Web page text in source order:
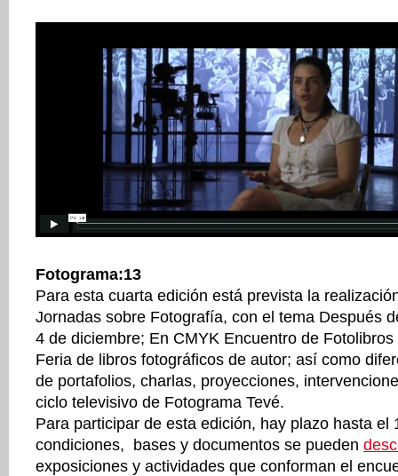
Fotograma:13
Para esta cuarta edición está prevista la
Jornadas sobre Fotografía, con el tema Después
4 de diciembre; En CMYK Encuentro de
Feria de libros fotográficos de autor; así como
de portafolios, charlas, proyecciones,
ciclo televisivo de Fotograma Tevé.
Para participar de esta edición, hay plazo hasta el
condiciones, bases y documentos se pueden
exposiciones y actividades que conforman el